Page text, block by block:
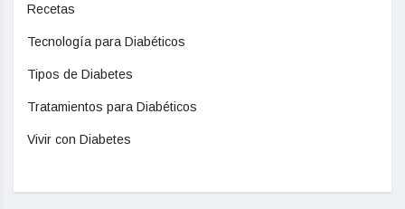
Recetas
Tecnología para Diabéticos
Tipos de Diabetes
Tratamientos para Diabéticos
Vivir con Diabetes